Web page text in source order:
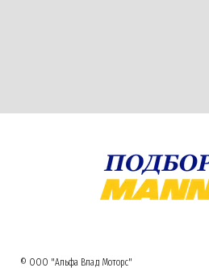
© ООО "Альфа Влад Моторс"